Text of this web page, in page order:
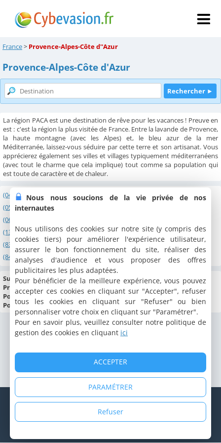
France> Provence-Alpes-Côte d''Azur
Provence-Alpes-Côte d'Azur
La région PACA est une destination de rêve pour les vacances ! Preuve en
est : c'est la région la plus visitée de France. Entre la lavande de Provence,
la haute montagne (avec les Alpes) et, le bleu azur de la mer
Méditerranée, laissez-vous séduire par cette terre et son artisanat. Vous
apprécierez également ses villes et villages typiquement méditerranéens
(avec tout le charme que cela implique) tout comme sa population qui
est toute de caractère et de chaleur.
(04) Alpes de Haute-Provence
(05) Hautes-Alpes
(06) Alpes Maritimes
(13) Bouches du Rhône
(83) Var
(84) Vaucluse
Superficie :31 838 km²
Préfecture :
Population : 4 506 151 habitants
Point culminant :Barre des Ecrins (4 102 m)
© Copyright 1998 - 2026 Cybevasion
Mentions légales|Confidentialité|CGU|Informations légales|
Système d'alerte|Espace propriétaire
Nous nous soucions de la vie privée de nos
internautes
Nous utilisons des cookies sur notre site (y compris des
cookies tiers) pour améliorer l'expérience utilisateur,
assurer le bon fonctionnement du site, réaliser des
analyses d'audience et vous proposer des offres
publicitaires les plus adaptées.
Pour bénéficier de la meilleure expérience, vous pouvez
accepter ces cookies en cliquant sur "Accepter", refuser
tous les cookies en cliquant sur "Refuser" ou bien
personnaliser votre choix en cliquant sur "Paramétrer".
Pour en savoir plus, veuillez consulter notre politique de
gestion des cookies en cliquant ici
ACCEPTER
PARAMÉTRER
Refuser